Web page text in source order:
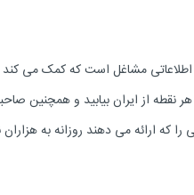
بانک اطلاعاتی مشاغل است که کمک می کند
نقطه از ایران بیابید و همچنین
ارائه می دهند روزانه به هزاران